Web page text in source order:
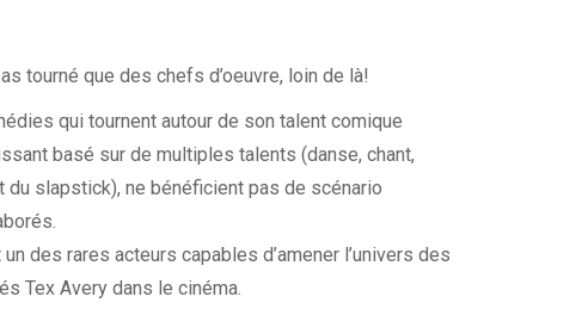
tourné que des chefs d’oeuvre, loin de là!
qui tournent autour de son talent comique
basé sur de multiples talents (danse, chant,
du slapstick), ne bénéficient pas de scénario
des rares acteurs capables d’amener l’univers des
Tex Avery dans le cinéma.